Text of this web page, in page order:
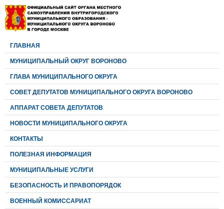
ГЛАВНАЯ
МУНИЦИПАЛЬНЫЙ ОКРУГ ВОРОНОВО
ГЛАВА МУНИЦИПАЛЬНОГО ОКРУГА
CОВЕТ ДЕПУТАТОВ МУНИЦИПАЛЬНОГО ОКРУГА ВОРОНОВО
АППАРАТ СОВЕТА ДЕПУТАТОВ
НОВОСТИ МУНИЦИПАЛЬНОГО ОКРУГА
КОНТАКТЫ
ПОЛЕЗНАЯ ИНФОРМАЦИЯ
МУНИЦИПАЛЬНЫЕ УСЛУГИ
БЕЗОПАСНОСТЬ И ПРАВОПОРЯДОК
ВОЕННЫЙ КОМИССАРИАТ